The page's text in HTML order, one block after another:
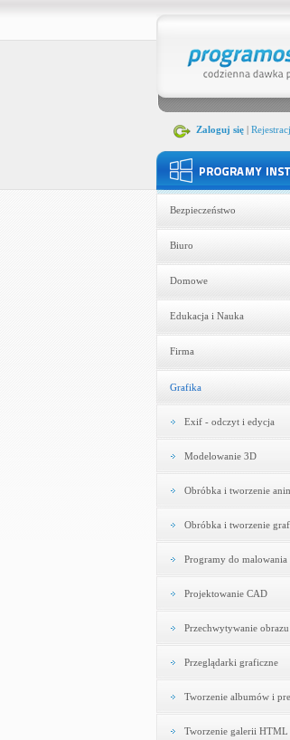
Zaloguj się|
Bezpieczeństwo
Biuro
Domowe
Edukacja i Nauka
Firma
Grafika
Exif - odczyt i edycja
Modelowanie 3D
Obróbka i tworzenie
Obróbka i tworzenie
Programy do malowania
Projektowanie CAD
Przechwytywanie obrazu
Przeglądarki graficzne
Tworzenie albumów i
Tworzenie galerii HTML